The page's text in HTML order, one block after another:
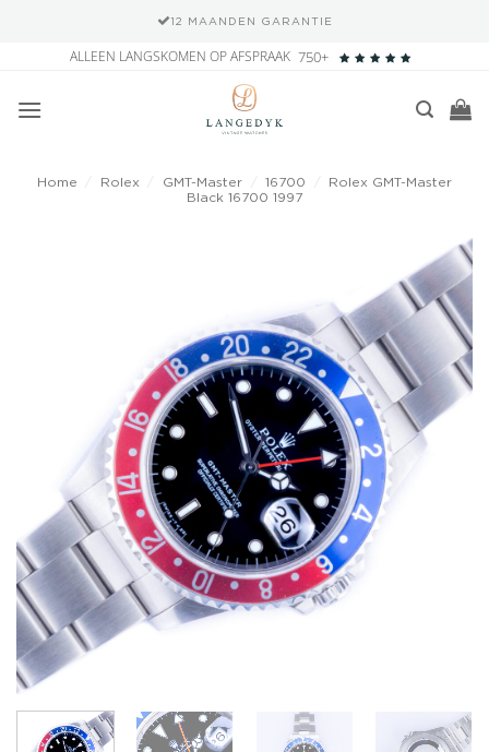
12 MAANDEN GARANTIE
inhoud
ALLEEN LANGSKOMEN OP AFSPRAAK 750+
Home Rolex GMT-Master 16700
Rolex GMT-Master
Black 16700 1997
Add to
wishlist